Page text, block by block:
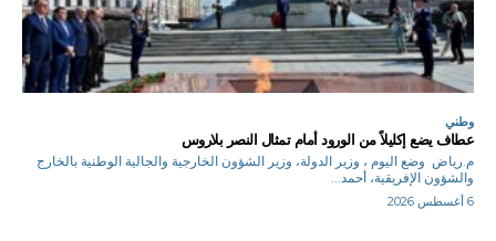
وطني
عطاف يضع إكليلاً من الورود أمام تمثال النصر بلاروس
م.رياض وضع اليوم ، وزير الدولة، وزير الشؤون الخارجية والجالية الوطنية بالخارج
والشؤون الإفريقية، أحمد...
6 أغسطس 2026